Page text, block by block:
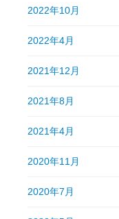
2022年10月
2022年4月
2021年12月
2021年8月
2021年4月
2020年11月
2020年7月